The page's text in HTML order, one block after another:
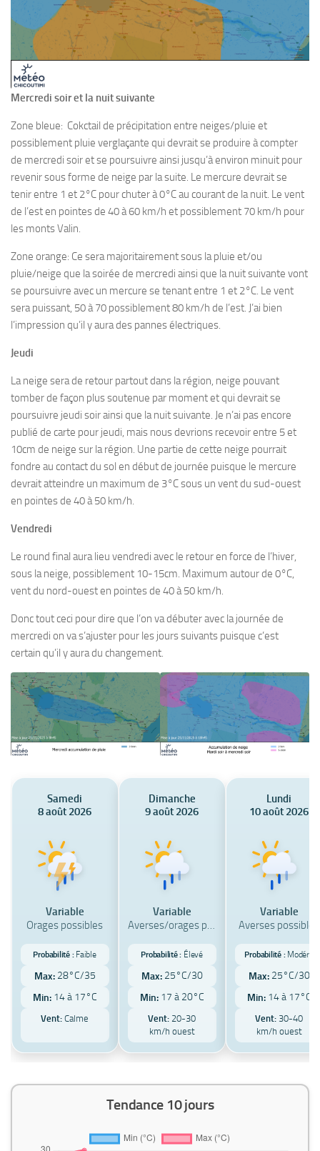
Mercredi soir et la nuit suivante
Zone bleue: Cokctail de précipitation entre neiges/pluie et
possiblement pluie verglaçante qui devrait se produire à compter
de mercredi soir et se poursuivre ainsi jusqu’à environ minuit pour
revenir sous forme de neige par la suite. Le mercure devrait se
tenir entre 1 et 2°C pour chuter à 0°C au courant de la nuit. Le vent
de l’est en pointes de 40 à 60 km/h et possiblement 70 km/h pour
les monts Valin.
Zone orange: Ce sera majoritairement sous la pluie et/ou
pluie/neige que la soirée de mercredi ainsi que la nuit suivante vont
se poursuivre avec un mercure se tenant entre 1 et 2°C. Le vent
sera puissant, 50 à 70 possiblement 80 km/h de l’est. J’ai bien
l’impression qu’il y aura des pannes électriques.
Jeudi
La neige sera de retour partout dans la région, neige pouvant
tomber de façon plus soutenue par moment et qui devrait se
poursuivre jeudi soir ainsi que la nuit suivante. Je n’ai pas encore
publié de carte pour jeudi, mais nous devrions recevoir entre 5 et
10cm de neige sur la région. Une partie de cette neige pourrait
fondre au contact du sol en début de journée puisque le mercure
devrait atteindre un maximum de 3°C sous un vent du sud-ouest
en pointes de 40 à 50 km/h.
Vendredi
Le round final aura lieu vendredi avec le retour en force de l’hiver,
sous la neige, possiblement 10-15cm. Maximum autour de 0°C,
vent du nord-ouest en pointes de 40 à 50 km/h.
Donc tout ceci pour dire que l’on va débuter avec la journée de
mercredi on va s’ajuster pour les jours suivants puisque c’est
certain qu’il y aura du changement.
Samedi
8 août 2026
Variable
Orages possibles
Probabilité : Faible
Max: 28°C/35
Min: 14 à 17°C
Vent: Calme
Dimanche
9 août 2026
Variable
Averses/orages poss
Probabilité : Élevé
Max: 25°C/30
Min: 17 à 20°C
Vent: 20-30
km/h ouest
Lundi
10 août 2026
Variable
Averses possibles
Probabilité : Modéré
Max: 25°C/30
Min: 14 à 17°C
Vent: 30-40
km/h ouest
Tendance 10 jours